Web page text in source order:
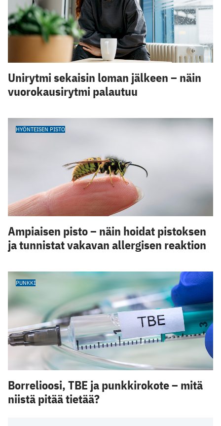
Unirytmi sekaisin loman jälkeen – näin
vuorokausirytmi palautuu
HYÖNTEISEN PISTO
Ampiaisen pisto – näin hoidat pistoksen
ja tunnistat vakavan allergisen reaktion
PUNKKI
Borrelioosi, TBE ja punkkirokote – mitä
niistä pitää tietää?